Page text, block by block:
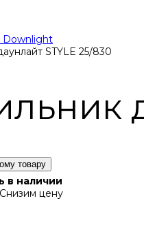
Downlight
STYLE 25/830
товару
в наличии
цену